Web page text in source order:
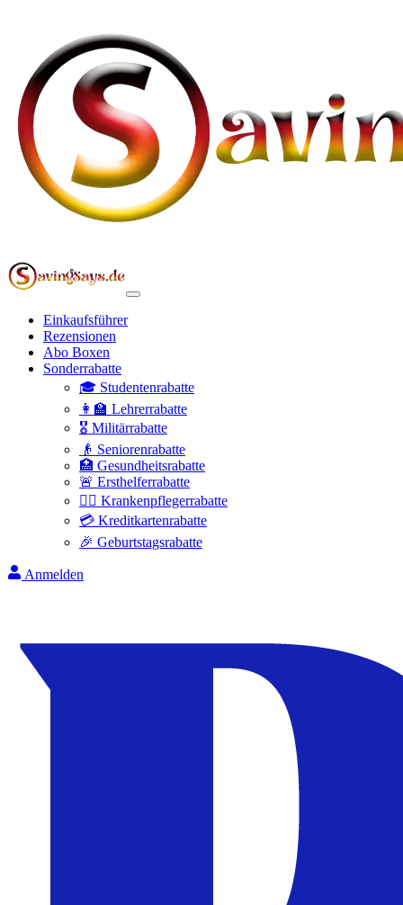
Einkaufsführer
Rezensionen
Abo Boxen
Sonderrabatte
🎓 Studentenrabatte
👩‍🏫 Lehrerrabatte
🎖️ Militärrabatte
👴 Seniorenrabatte
🏥 Gesundheitsrabatte
🚨 Ersthelferrabatte
👩‍⚕️ Krankenpflegerrabatte
💳 Kreditkartenrabatte
🎉 Geburtstagsrabatte
Anmelden